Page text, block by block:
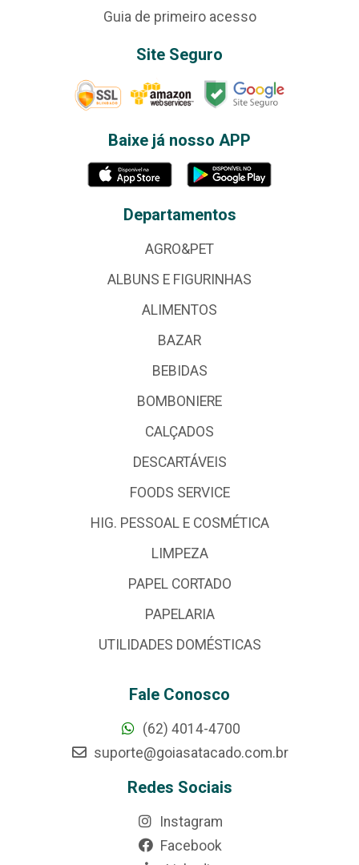
Guia de primeiro acesso
Site Seguro
Baixe já nosso APP
Departamentos
AGRO&PET
ALBUNS E FIGURINHAS
ALIMENTOS
BAZAR
BEBIDAS
BOMBONIERE
CALÇADOS
DESCARTÁVEIS
FOODS SERVICE
HIG. PESSOAL E COSMÉTICA
LIMPEZA
PAPEL CORTADO
PAPELARIA
UTILIDADES DOMÉSTICAS
Fale Conosco
(62) 4014-4700
suporte@goiasatacado.com.br
Redes Sociais
Instagram
Facebook